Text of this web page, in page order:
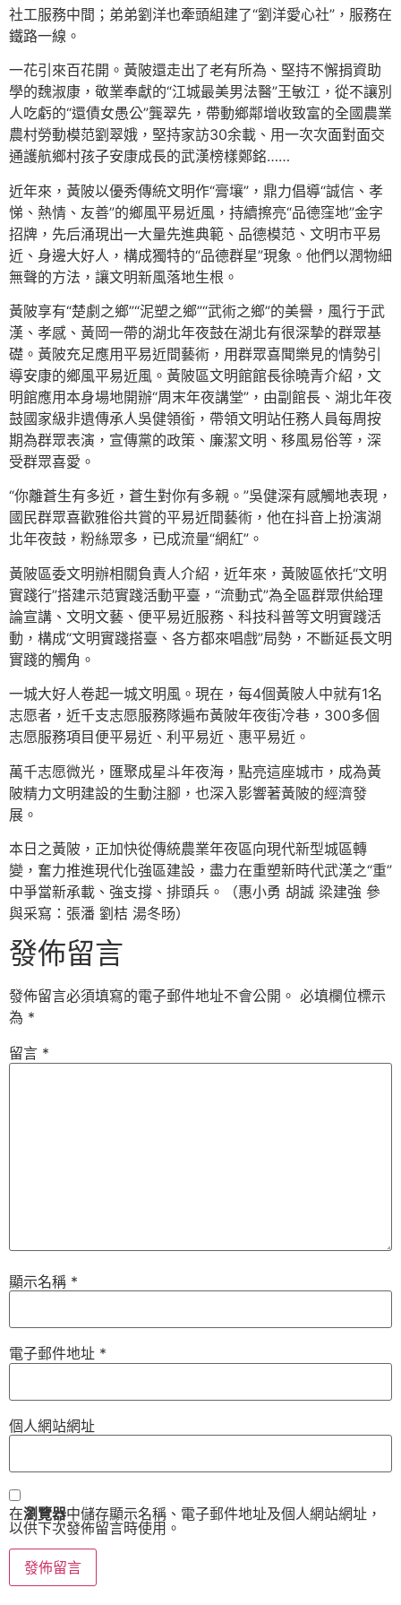
社工服務中間；弟弟劉洋也牽頭組建了“劉洋愛心社”，服務在
鐵路一線。
一花引來百花開。黃陂還走出了老有所為、堅持不懈捐資助
學的魏淑康，敬業奉獻的“江城最美男法醫”王敏江，從不讓別
人吃虧的“還債女愚公”龔翠先，帶動鄉鄰增收致富的全國農業
農村勞動模范劉翠娥，堅持家訪30余載、用一次次面對面交
通護航鄉村孩子安康成長的武漢榜樣鄭銘……
近年來，黃陂以優秀傳統文明作“膏壤”，鼎力倡導“誠信、孝
悌、熱情、友善”的鄉風平易近風，持續擦亮“品德窪地”金字
招牌，先后涌現出一大量先進典範、品德模范、文明市平易
近、身邊大好人，構成獨特的“品德群星”現象。他們以潤物細
無聲的方法，讓文明新風落地生根。
黃陂享有“楚劇之鄉”“泥塑之鄉”“武術之鄉”的美譽，風行于武
漢、孝感、黃岡一帶的湖北年夜鼓在湖北有很深摯的群眾基
礎。黃陂充足應用平易近間藝術，用群眾喜聞樂見的情勢引
導安康的鄉風平易近風。黃陂區文明館館長徐曉青介紹，文
明館應用本身場地開辦“周末年夜講堂”，由副館長、湖北年夜
鼓國家級非遺傳承人吳健領銜，帶領文明站任務人員每周按
期為群眾表演，宣傳黨的政策、廉潔文明、移風易俗等，深
受群眾喜愛。
“你離蒼生有多近，蒼生對你有多親。”吳健深有感觸地表現，
國民群眾喜歡雅俗共賞的平易近間藝術，他在抖音上扮演湖
北年夜鼓，粉絲眾多，已成流量“網紅”。
黃陂區委文明辦相關負責人介紹，近年來，黃陂區依托“文明
實踐行”搭建示范實踐活動平臺，“流動式”為全區群眾供給理
論宣講、文明文藝、便平易近服務、科技科普等文明實踐活
動，構成“文明實踐搭臺、各方都來唱戲”局勢，不斷延長文明
實踐的觸角。
一城大好人卷起一城文明風。現在，每4個黃陂人中就有1名
志愿者，近千支志愿服務隊遍布黃陂年夜街冷巷，300多個
志愿服務項目便平易近、利平易近、惠平易近。
萬千志愿微光，匯聚成星斗年夜海，點亮這座城市，成為黃
陂精力文明建設的生動注腳，也深入影響著黃陂的經濟發
展。
本日之黃陂，正加快從傳統農業年夜區向現代新型城區轉
變，奮力推進現代化強區建設，盡力在重塑新時代武漢之“重”
中爭當新承載、強支撐、排頭兵。（惠小勇 胡誠 梁建強 參
與采寫：張潘 劉桔 湯冬旸）
發佈留言
發佈留言必須填寫的電子郵件地址不會公開。 必填欄位標示
為 *
留言 *
顯示名稱 *
電子郵件地址 *
個人網站網址
在瀏覽器中儲存顯示名稱、電子郵件地址及個人網站網址，
以供下次發佈留言時使用。